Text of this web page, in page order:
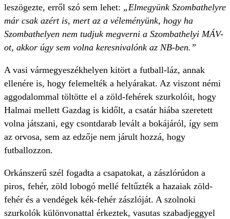
leszögezte, erről szó sem lehet: „Elmegyünk Szombathelyre
már csak azért is, mert az a véleményünk, hogy ha
Szombathelyen nem tudjuk megverni a Szombathelyi MÁV-
ot, akkor úgy sem volna keresnivalónk az NB-ben.”
A vasi vármegyeszékhelyen kitört a futball-láz, annak
ellenére is, hogy felemelték a helyárakat. Az viszont némi
aggodalommal töltötte el a zöld-fehérek szurkolóit, hogy
Halmai mellett Gazdag is kidőlt, a csatár hiába szeretett
volna játszani, egy csontdarab levált a bokájáról, így sem
az orvosa, sem az edzője nem járult hozzá, hogy
futballozzon.
Orkánszerű szél fogadta a csapatokat, a zászlórúdon a
piros, fehér, zöld lobogó mellé feltűzték a hazaiak zöld-
fehér és a vendégek kék-fehér zászlóját. A szolnoki
szurkolók különvonattal érkeztek, vasutas szabadjeggyel